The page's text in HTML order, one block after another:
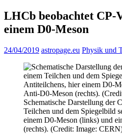
LHCb beobachtet CP-
einem D0-Meson
24/04/2019 astropage.eu Physik und
Schematische Darstellung der
Teilchen und dem Spiegelbild
einem D0-Meson (links) und
(rechts). (Credit: Image: